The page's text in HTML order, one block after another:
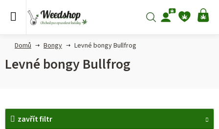
Hledat
Domů Bongy Levné bongy Bullfrog
Levné bongy Bullfrog
zavřít filtr
V